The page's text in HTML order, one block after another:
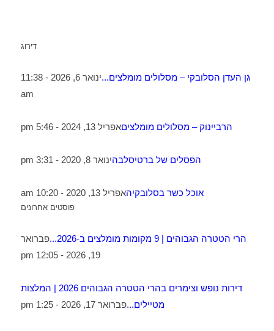
דירוג
גן העדן הסלובקי – מסלולים מומלצים...
ינואר 6, 2026 - 11:38
am
הרביינוק – מסלולים מומלציםאפריל 13, 2024 - 5:46 pm
הפסלים של ברטיסלבהינואר 8, 2020 - 3:31 pm
אוכל כשר בסלובקיהאפריל 13, 2020 - 10:20 am
פוסטים אחרונים
הרי הטטרה הגבוהים | 9 מקומות מומלצים ב-2026...
פברואר
19, 2026 - 12:05 pm
דירות נופש וצימרים בהרי הטטרה הגבוהים 2026 | המלצות
מטיילים...פברואר 17, 2026 - 1:25 pm